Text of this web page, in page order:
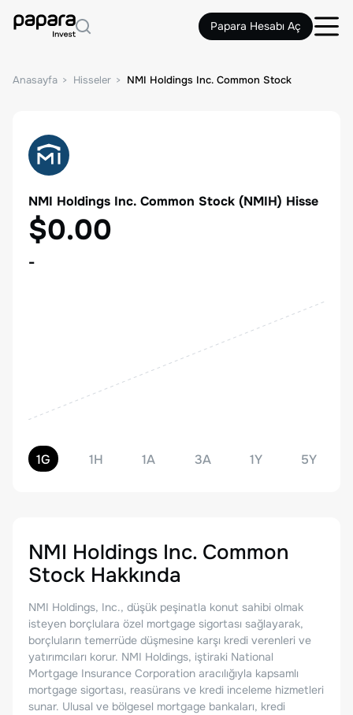
Papara Hesabı Aç
Anasayfa Hisseler NMI Holdings Inc. Common Stock
NMI Holdings Inc. Common Stock (NMIH) Hisse
$0.00
-
1G 1H 1A 3A 1Y 5Y
NMI Holdings Inc. Common
Stock Hakkında
NMI Holdings, Inc., düşük peşinatla konut sahibi olmak
isteyen borçlulara özel mortgage sigortası sağlayarak,
borçluların temerrüde düşmesine karşı kredi verenleri ve
yatırımcıları korur. NMI Holdings, iştiraki National
Mortgage Insurance Corporation aracılığıyla kapsamlı
mortgage sigortası, reasürans ve kredi inceleme hizmetleri
sunar. Ulusal ve bölgesel mortgage bankaları, kredi